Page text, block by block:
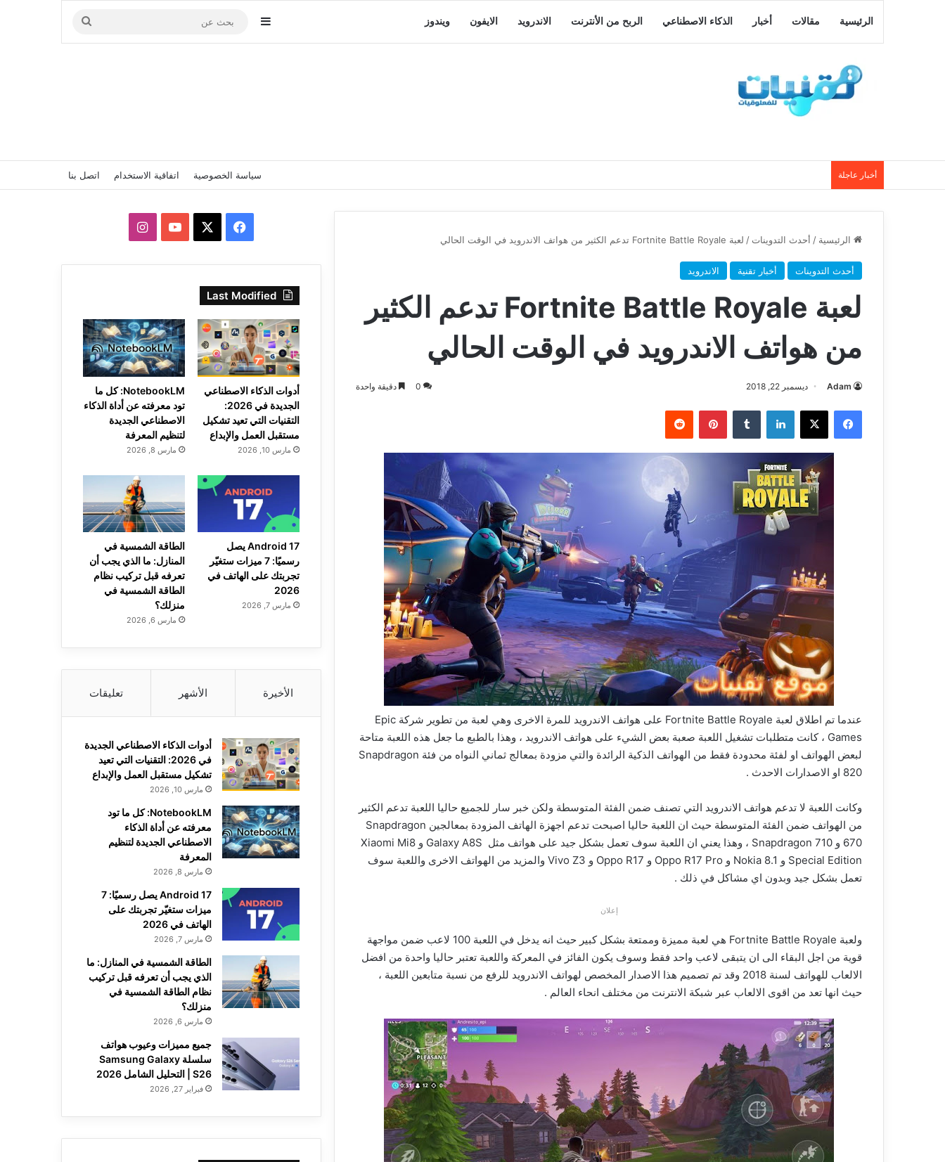
الرئيسية مقالات أخبار الذكاء الاصطناعي الربح من الأنترنت الاندرويد الايفون ويندوز إضافة عمود جانبي
بحث
عن
أخبار عاجلة سياسة الخصوصية اتفاقية الاستخدام اتصل بنا
الرئيسية / أحدث التدوينات / لعبة Fortnite Battle Royale تدعم الكثير من هواتف الاندرويد في الوقت الحالي
أحدث التدوينات أخبار تقنية الاندرويد
لعبة Fortnite Battle Royale تدعم الكثير
من هواتف الاندرويد في الوقت الحالي
Adam ديسمبر 22, 2018 0 دقيقة واحدة
فيسبوك ‫X لينكدإن بينتيريست
عندما تم اطلاق لعبة Fortnite Battle Royale على هواتف الاندرويد للمرة الاخرى وهي لعبة من تطوير شركة Epic
Games ، كانت متطلبات تشغيل اللعبة صعبة بعض الشيء على هواتف الاندرويد ، وهذا بالطبع ما جعل هذه اللعبة متاحة
لبعض الهواتف او لفئة محدودة فقط من الهواتف الذكية الرائدة والتي مزودة بمعالج ثماني النواه من فئة Snapdragon
820 او الاصدارات الاحدث .
وكانت اللعبة لا تدعم هواتف الاندرويد التي تصنف ضمن الفئة المتوسطة ولكن خبر سار للجميع حاليا اللعبة تدعم الكثير
من الهواتف ضمن الفئة المتوسطة حيث ان اللعبة حاليا اصبحت تدعم اجهزة الهاتف المزودة بمعالجين Snapdragon
670 و Snapdragon 710 ، وهذا يعني ان اللعبة سوف تعمل بشكل جيد على هواتف مثل Galaxy A8S و Xiaomi Mi8
Special Edition و Nokia 8.1 و Oppo R17 Pro و Oppo R17 و Vivo Z3 والمزيد من الهواتف الاخرى واللعبة سوف
تعمل بشكل جيد وبدون اي مشاكل في ذلك .
إعلان
ولعبة Fortnite Battle Royale هي لعبة مميزة وممتعة بشكل كبير حيث انه يدخل في اللعبة 100 لاعب ضمن مواجهة
قوية من اجل البقاء الى ان يتبقى لاعب واحد فقط وسوف يكون الفائز في المعركة واللعبة تعتبر حاليا واحدة من افضل
الالعاب للهواتف لسنة 2018 وقد تم تصميم هذا الاصدار المخصص لهواتف الاندرويد للرفع من نسبة متابعين اللعبة ،
حيث انها تعد من اقوى الالعاب عبر شبكة الانترنت من مختلف انحاء العالم .
فيسبوك ‫YouTubeانستقرام
Last Modified
أدوات الذكاء الاصطناعي
الجديدة في 2026:
التقنيات التي تعيد تشكيل
مستقبل العمل والإبداع
مارس 10, 2026
NotebookLM: كل ما
تود معرفته عن أداة الذكاء
الاصطناعي الجديدة
لتنظيم المعرفة
مارس 8, 2026
Android 17 يصل
رسميًا: 7 ميزات ستغيّر
تجربتك على الهاتف في
2026
مارس 7, 2026
الطاقة الشمسية في
المنازل: ما الذي يجب أن
تعرفه قبل تركيب نظام
الطاقة الشمسية في
منزلك؟
مارس 6, 2026
الأخيرة الأشهر تعليقات
أدوات الذكاء الاصطناعي الجديدة
في 2026: التقنيات التي تعيد
تشكيل مستقبل العمل والإبداع
مارس 10, 2026
NotebookLM: كل ما تود
معرفته عن أداة الذكاء
الاصطناعي الجديدة لتنظيم
المعرفة
مارس 8, 2026
Android 17 يصل رسميًا: 7
ميزات ستغيّر تجربتك على
الهاتف في 2026
مارس 7, 2026
الطاقة الشمسية في المنازل: ما
الذي يجب أن تعرفه قبل تركيب
نظام الطاقة الشمسية في
منزلك؟
مارس 6, 2026
جميع مميزات وعيوب هواتف
سلسلة Samsung Galaxy
S26 | التحليل الشامل 2026
فبراير 27, 2026